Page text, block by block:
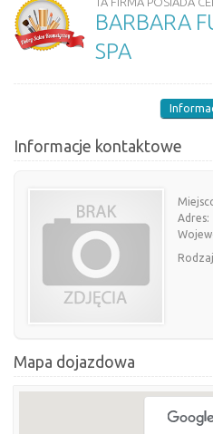
BARBARA
SPA
Informacje kontaktowe
Adres:
Mapa dojazdowa